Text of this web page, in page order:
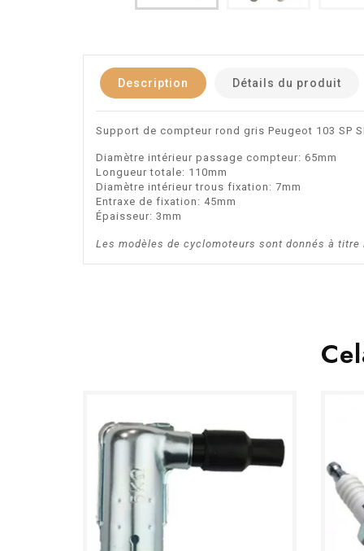
Description Détails du produit
Support de compteur rond gris Peugeot 103 SP
Diamètre intérieur passage compteur: 65mm
Longueur totale: 110mm
Diamètre intérieur trous fixation: 7mm
Entraxe de fixation: 45mm
Épaisseur: 3mm
Les modèles de cyclomoteurs sont donnés à